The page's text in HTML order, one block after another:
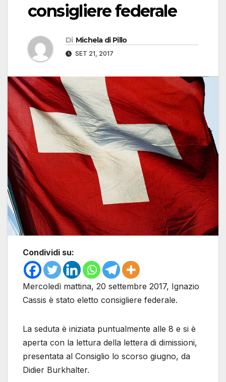
consigliere federale
Di Michela di Pillo
SET 21, 2017
Condividi su:
Mercoledì mattina, 20 settembre 2017, Ignazio
Cassis è stato eletto consigliere federale.
La seduta è iniziata puntualmente alle 8 e si è
aperta con la lettura della lettera di dimissioni,
presentata al Consiglio lo scorso giugno, da
Didier Burkhalter.